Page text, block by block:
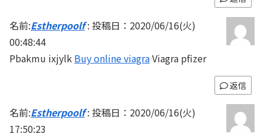
名前:Estherpoolf: 投稿日：2020/06/16(火)
00:48:44
Pbakmu ixjylk Buy online viagraViagra pfizer
返信
名前:Estherpoolf: 投稿日：2020/06/16(火)
17:50:23